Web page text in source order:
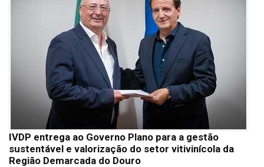
IVDP entrega ao Governo Plano para a gestão
sustentável e valorização do setor vitivinícola da
Região Demarcada do Douro